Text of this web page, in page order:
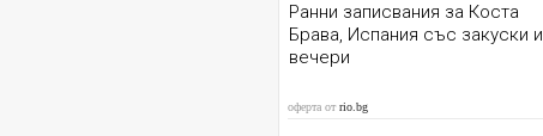
Ранни записвания за Коста
Брава, Испания със закуски и
вечери
оферта от rio.bg